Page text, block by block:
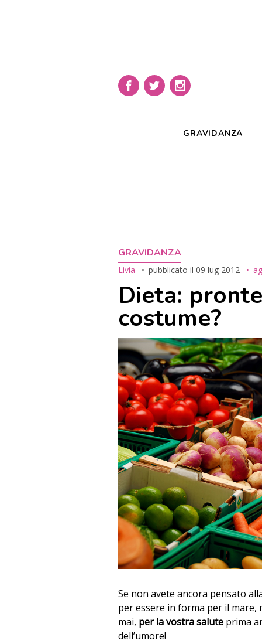
GRAVIDANZA
GRAVIDANZA
Livia pubblicato il 09 lug 2012
Dieta:
costume?
Se non avete ancora pensato
per essere in forma per il mare,
mai, per la vostra salute prima
dell’umore!